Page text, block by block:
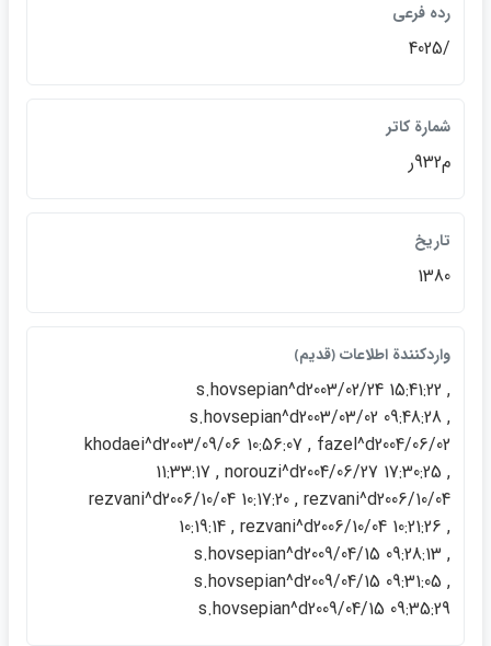
رده فرعي
/4025
شمارة كاتر
م932ر
تاريخ
1380
واردكنندة اطلاعات ﴿قديم﴾
s.hovsepian^d2003/02/24 15:41:22 ,
s.hovsepian^d2003/03/02 09:48:28 ,
khodaei^d2003/09/06 10:56:07 , fazel^d2004/06/02
11:33:17 , norouzi^d2004/06/27 17:30:25 ,
rezvani^d2006/10/04 10:17:20 , rezvani^d2006/10/04
10:19:14 , rezvani^d2006/10/04 10:21:26 ,
s.hovsepian^d2009/04/15 09:28:13 ,
s.hovsepian^d2009/04/15 09:31:05 ,
s.hovsepian^d2009/04/15 09:35:29